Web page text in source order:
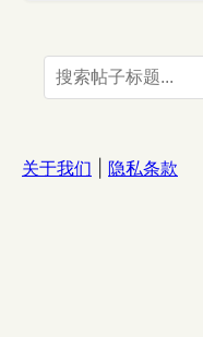
关于我们 隐私条款